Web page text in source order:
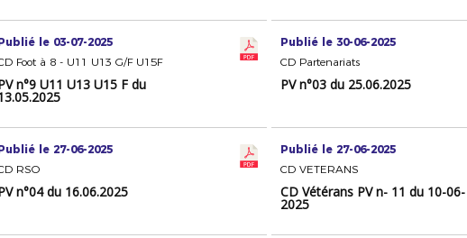
le 03-07-2025
Foot à 8 - U11 U13 G/F U15F
n°9 U11 U13 U15 F du
Publié le 30-06-2025
CD Partenariats
PV n°03 du 25.06.2025
le 27-06-2025
RSO
n°04 du 16.06.2025
Publié le 27-06-2025
CD VETERANS
CD Vétérans PV n- 11 du 10-06-
2025